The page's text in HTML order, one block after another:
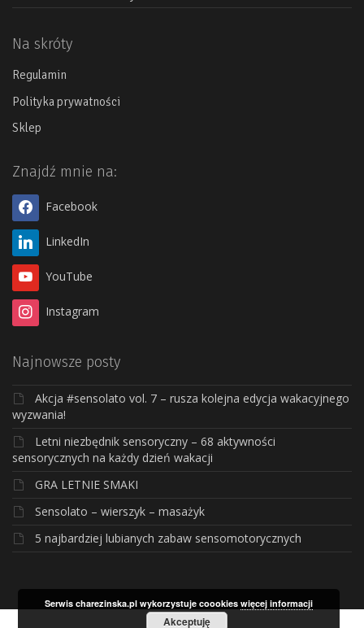
Na skróty
Regulamin
Polityka prywatności
Sklep
Znajdź mnie na:
Facebook
LinkedIn
YouTube
Instagram
Najnowsze posty
Akcja #sensolato vol. 7 – rusza kolejna edycja wakacyjnego
wyzwania!
Letni niezbędnik sensoryczny – 68 aktywności
sensorycznych na każdy dzień wakacji
GRA LETNIE SMAKI
Sensolato – wierszyk – masażyk
5 najbardziej lubianych zabaw sensomotorycznych
Serwis charezinska.pl wykorzystuje coookieswięcej informacji
Akceptuję